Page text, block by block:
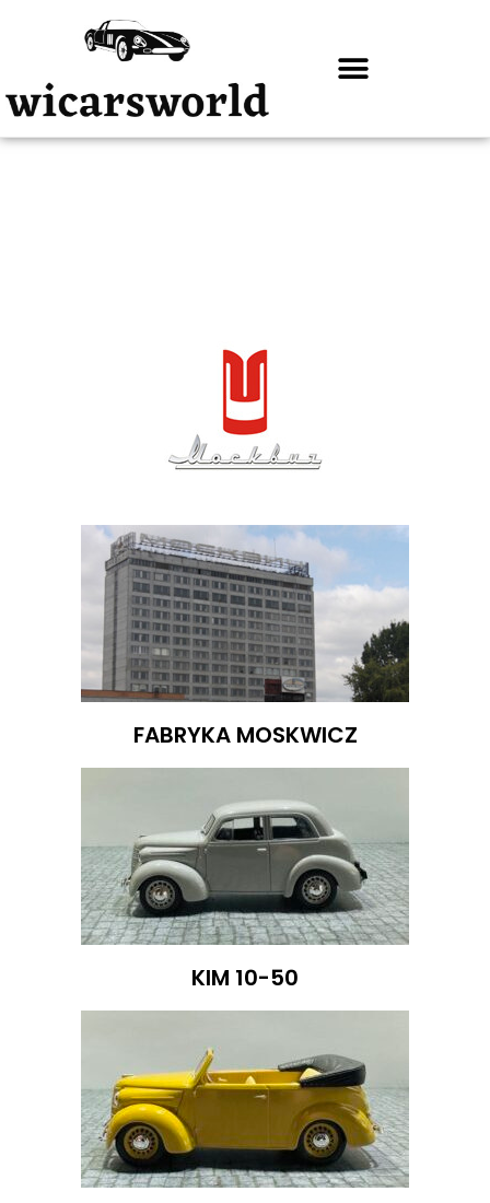
FABRYKA MOSKWICZ
KIM 10-50